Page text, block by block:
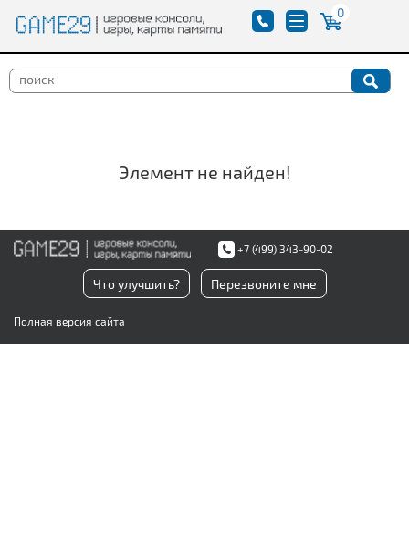
0
Элемент не найден!
+7 (499) 343-90-02
Что улучшить? Перезвоните мне
Полная версия сайта